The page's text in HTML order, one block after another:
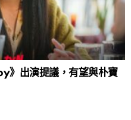
》出演提議，有望與朴寶